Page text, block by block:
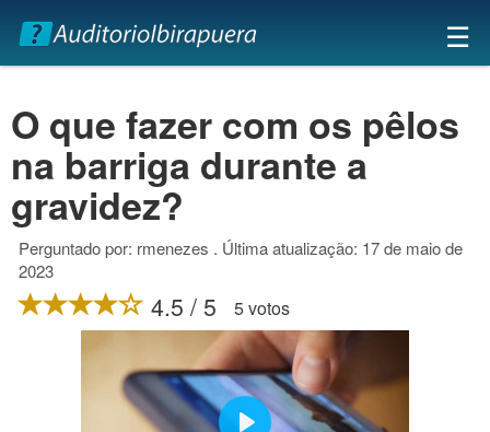
×
☰
O que fazer com os pêlos
na barriga durante a
gravidez?
Perguntado por: rmenezes . Última atualização: 17 de maio de
2023
4.5 / 5 5 votos